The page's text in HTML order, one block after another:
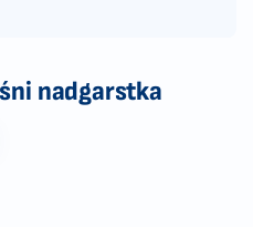
nadgarstka